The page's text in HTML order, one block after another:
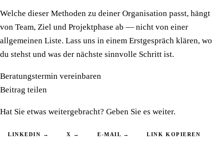
Welche dieser Methoden zu deiner Organisation passt, hängt
von Team, Ziel und Projektphase ab — nicht von einer
allgemeinen Liste. Lass uns in einem Erstgespräch klären, wo
du stehst und was der nächste sinnvolle Schritt ist.
Beratungstermin vereinbaren
Beitrag teilen
Hat Sie etwas weitergebracht? Geben Sie es weiter.
LINKEDIN → X → E-MAIL → LINK KOPIEREN